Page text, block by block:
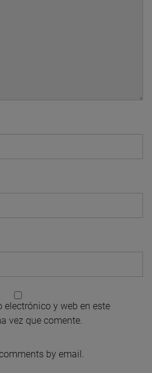
electrónico y web en este
vez que comente.
by email.